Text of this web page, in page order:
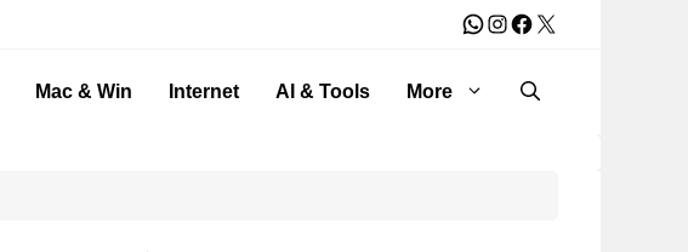
WhatsApp
Instagram
Facebook
X
Mac & Win Internet AI & Tools More